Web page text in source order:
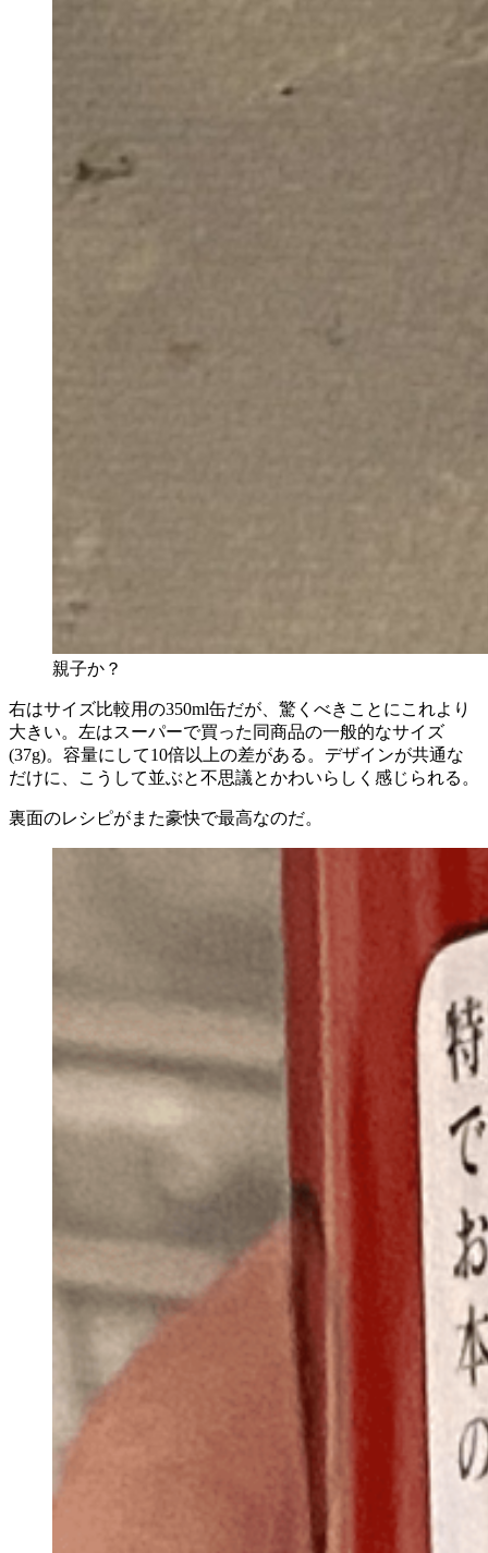
親子か？
右はサイズ比較用の350ml缶だが、驚くべきことにこれより
大きい。左はスーパーで買った同商品の一般的なサイズ
(37g)。容量にして10倍以上の差がある。デザインが共通な
だけに、こうして並ぶと不思議とかわいらしく感じられる。
裏面のレシピがまた豪快で最高なのだ。